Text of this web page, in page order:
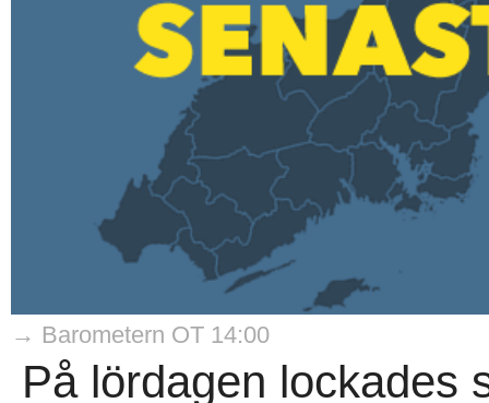
→ Barometern OT 14:00
På lördagen lockades